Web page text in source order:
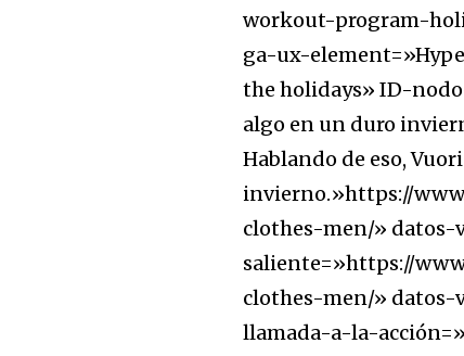
workout-program-
ga-ux-
the holidays» ID-
algo en un duro
Hablando de eso,
invierno.»https://
clothes-men/» datos-
saliente=»https://
clothes-men/»
llamada-a-la-